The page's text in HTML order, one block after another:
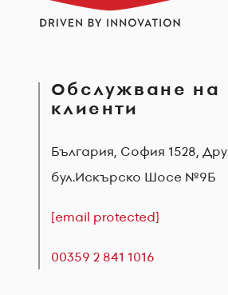
Обслужване на
клиенти
България, София 1528,
бул.Искърско Шосе №9Б
[email protected]
00359 2 841 1016